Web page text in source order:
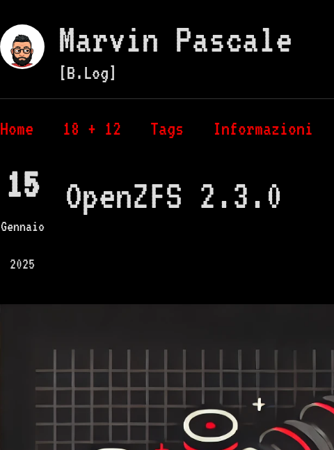
Marvin Pascale
[B.Log]
Home 18 + 12 Tags Informazioni
15
Gennaio
2025
OpenZFS 2.3.0